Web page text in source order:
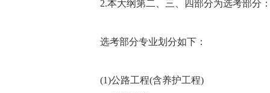
2.本大纲第二、三、四部分为选考部分
选考部分专业划分如下：
(1)公路工程(含养护工程)